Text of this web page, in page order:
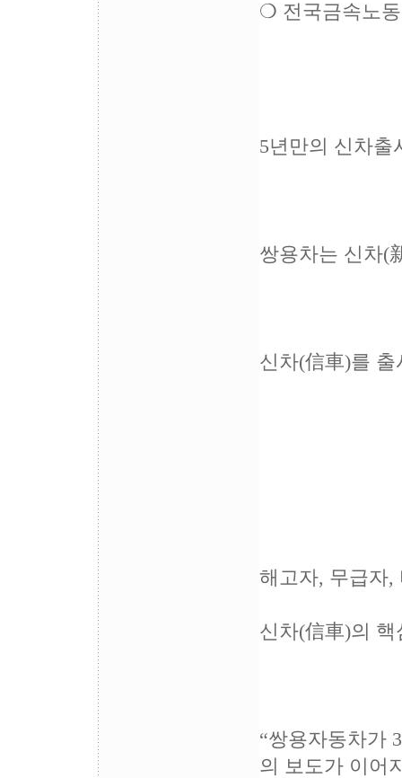
❍ 전국금속노동
5년만의 신차출
쌍용차는 신차(
신차(信車)를
해고자, 무급자,
신차(信車)의
“쌍용자동차가
의 보도가 이어